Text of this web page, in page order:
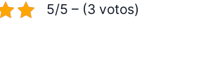
5/5 – (3 votos)